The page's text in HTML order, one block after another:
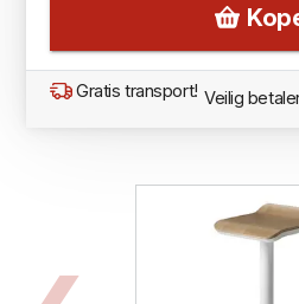
Gratis transport! Veilig